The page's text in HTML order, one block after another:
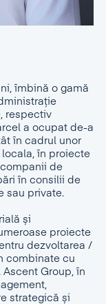
îmbină o gamă
respectiv
a ocupat de-a
în cadrul unor
în proiecte
de
în consilii de
sau private.
și
proiecte
dezvoltarea /
combinate cu
Group, în
strategică și